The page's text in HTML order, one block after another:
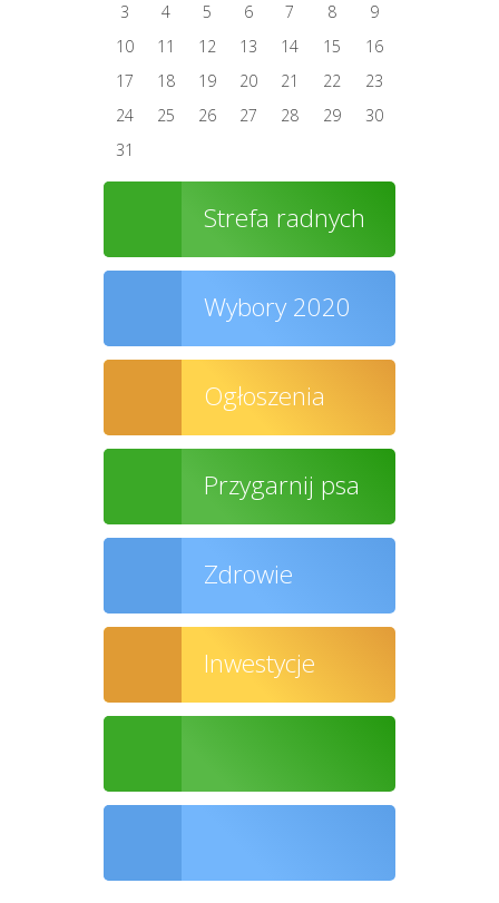
3
4 5 6 7 8
9
10
11 12 13 14 15
16
17
18 19 20 21 22
23
24
25 26 27 28 29
30
31
Strefa radnych
Wybory 2020
Ogłoszenia
Przygarnij psa
Zdrowie
Inwestycje